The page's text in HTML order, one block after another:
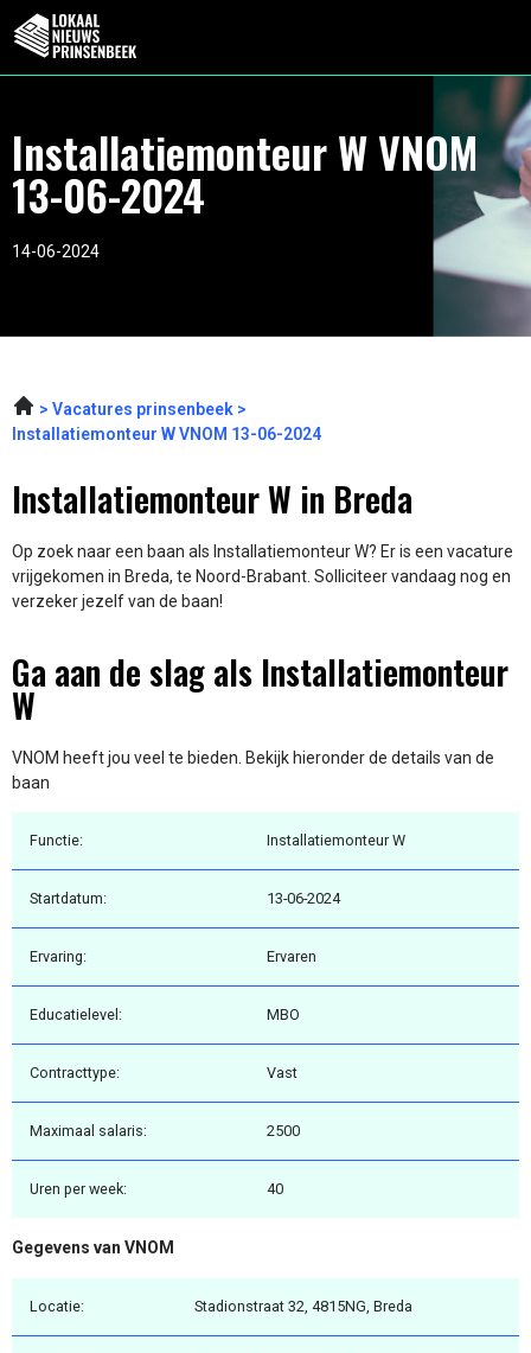
Installatiemonteur W VNOM
13-06-2024
14-06-2024
Vacatures prinsenbeek
Installatiemonteur W VNOM 13-06-2024
Installatiemonteur W in Breda
Op zoek naar een baan als Installatiemonteur W? Er is een vacature
vrijgekomen in Breda, te Noord-Brabant. Solliciteer vandaag nog en
verzeker jezelf van de baan!
Ga aan de slag als Installatiemonteur
W
VNOM heeft jou veel te bieden. Bekijk hieronder de details van de
baan
Functie: Installatiemonteur W
Startdatum: 13-06-2024
Ervaring: Ervaren
Educatielevel: MBO
Contracttype: Vast
Maximaal salaris: 2500
Uren per week: 40
Gegevens van VNOM
Locatie: Stadionstraat 32, 4815NG, Breda